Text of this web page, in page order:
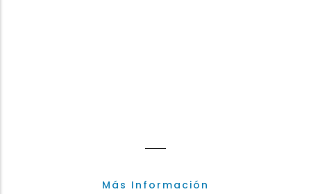
Más Información